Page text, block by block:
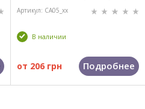
Артикул: CA05_xx
В наличии
от 206 грн Подробнее